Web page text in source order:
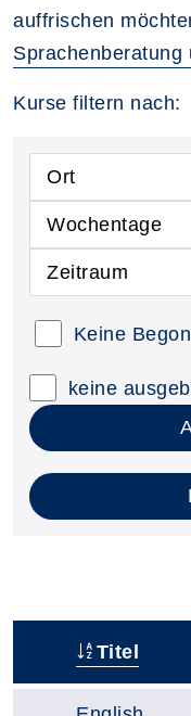
auffrischen
Sprachenberatung
Kurse filtern nach:
Ort
Wochentage
Zeitraum
Keine
keine
Titel